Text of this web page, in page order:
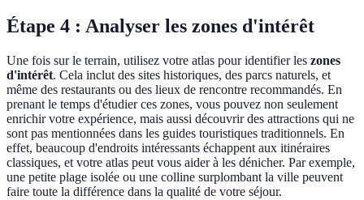
Étape 4 : Analyser les zones d'intérêt
Une fois sur le terrain, utilisez votre atlas pour identifier les zones
d'intérêt. Cela inclut des sites historiques, des parcs naturels, et
même des restaurants ou des lieux de rencontre recommandés. En
prenant le temps d'étudier ces zones, vous pouvez non seulement
enrichir votre expérience, mais aussi découvrir des attractions qui ne
sont pas mentionnées dans les guides touristiques traditionnels. En
effet, beaucoup d'endroits intéressants échappent aux itinéraires
classiques, et votre atlas peut vous aider à les dénicher. Par exemple,
une petite plage isolée ou une colline surplombant la ville peuvent
faire toute la différence dans la qualité de votre séjour.